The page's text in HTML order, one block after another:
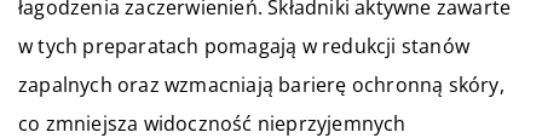
łagodzenia zaczerwienień. Składniki aktywne zawarte
w tych preparatach pomagają w redukcji stanów
zapalnych oraz wzmacniają barierę ochronną skóry,
co zmniejsza widoczność nieprzyjemnych